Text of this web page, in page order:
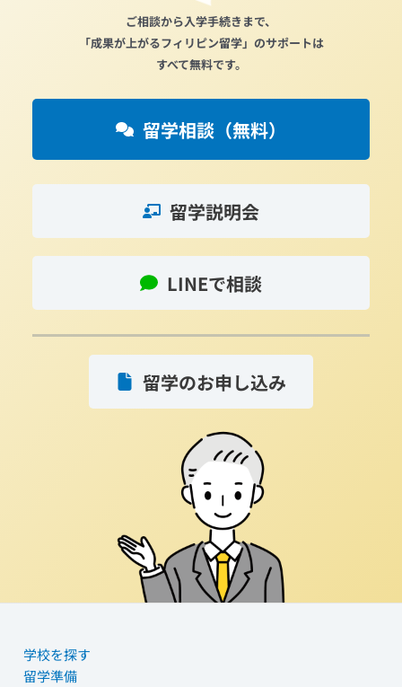
ご相談から入学手続きまで、
「成果が上がるフィリピン留学」のサポートは
すべて無料です。
留学相談（無料）
留学説明会
LINEで相談
留学のお申し込み
学校を探す
留学準備